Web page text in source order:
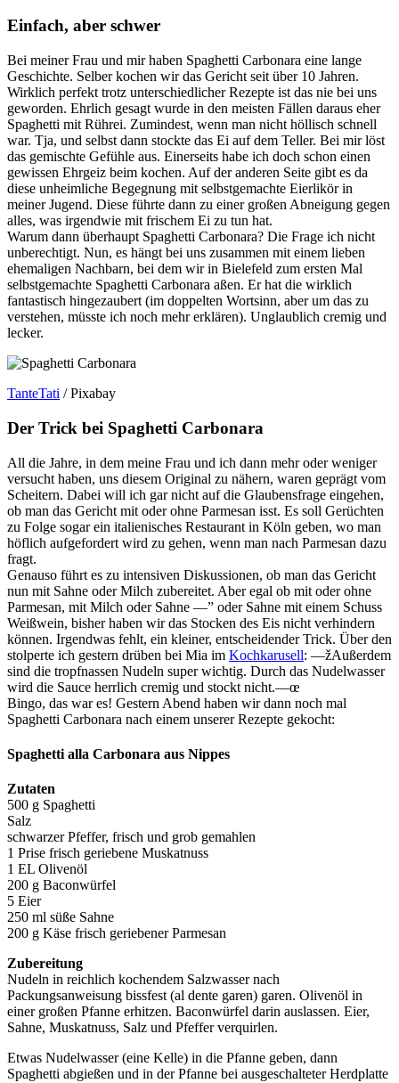
Einfach, aber schwer
Bei meiner Frau und mir haben Spaghetti Carbonara eine lange
Geschichte. Selber kochen wir das Gericht seit über 10 Jahren.
Wirklich perfekt trotz unterschiedlicher Rezepte ist das nie bei uns
geworden. Ehrlich gesagt wurde in den meisten Fällen daraus eher
Spaghetti mit Rührei. Zumindest, wenn man nicht höllisch schnell
war. Tja, und selbst dann stockte das Ei auf dem Teller. Bei mir löst
das gemischte Gefühle aus. Einerseits habe ich doch schon einen
gewissen Ehrgeiz beim kochen. Auf der anderen Seite gibt es da
diese unheimliche Begegnung mit selbstgemachte Eierlikör in
meiner Jugend. Diese führte dann zu einer großen Abneigung gegen
alles, was irgendwie mit frischem Ei zu tun hat.
Warum dann überhaupt Spaghetti Carbonara? Die Frage ich nicht
unberechtigt. Nun, es hängt bei uns zusammen mit einem lieben
ehemaligen Nachbarn, bei dem wir in Bielefeld zum ersten Mal
selbstgemachte Spaghetti Carbonara aßen. Er hat die wirklich
fantastisch hingezaubert (im doppelten Wortsinn, aber um das zu
verstehen, müsste ich noch mehr erklären). Unglaublich cremig und
lecker.
TanteTati / Pixabay
Der Trick bei Spaghetti Carbonara
All die Jahre, in dem meine Frau und ich dann mehr oder weniger
versucht haben, uns diesem Original zu nähern, waren geprägt vom
Scheitern. Dabei will ich gar nicht auf die Glaubensfrage eingehen,
ob man das Gericht mit oder ohne Parmesan isst. Es soll Gerüchten
zu Folge sogar ein italienisches Restaurant in Köln geben, wo man
höflich aufgefordert wird zu gehen, wenn man nach Parmesan dazu
fragt.
Genauso führt es zu intensiven Diskussionen, ob man das Gericht
nun mit Sahne oder Milch zubereitet. Aber egal ob mit oder ohne
Parmesan, mit Milch oder Sahne —” oder Sahne mit einem Schuss
Weißwein, bisher haben wir das Stocken des Eis nicht verhindern
können. Irgendwas fehlt, ein kleiner, entscheidender Trick. Über den
stolperte ich gestern drüben bei Mia im Kochkarusell: —žAußerdem
sind die tropfnassen Nudeln super wichtig. Durch das Nudelwasser
wird die Sauce herrlich cremig und stockt nicht.—œ
Bingo, das war es! Gestern Abend haben wir dann noch mal
Spaghetti Carbonara nach einem unserer Rezepte gekocht:
Spaghetti alla Carbonara aus Nippes
Zutaten
500 g Spaghetti
Salz
schwarzer Pfeffer, frisch und grob gemahlen
1 Prise frisch geriebene Muskatnuss
1 EL Olivenöl
200 g Baconwürfel
5 Eier
250 ml süße Sahne
200 g Käse frisch geriebener Parmesan
Zubereitung
Nudeln in reichlich kochendem Salzwasser nach
Packungsanweisung bissfest (al dente garen) garen. Olivenöl in
einer großen Pfanne erhitzen. Baconwürfel darin auslassen. Eier,
Sahne, Muskatnuss, Salz und Pfeffer verquirlen.
Etwas Nudelwasser (eine Kelle) in die Pfanne geben, dann
Spaghetti abgießen und in der Pfanne bei ausgeschalteter Herdplatte